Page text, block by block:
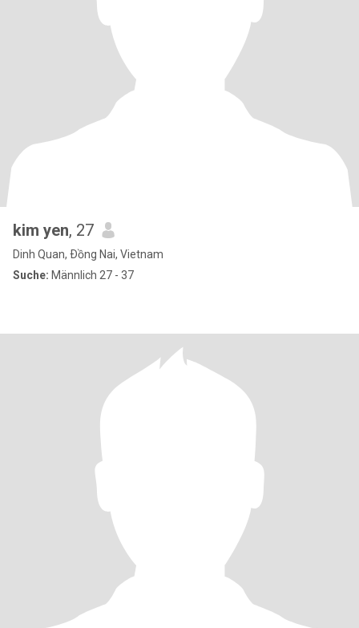
kim yen, 27
Dinh Quan, Ðồng Nai, Vietnam
Suche: Männlich 27 - 37